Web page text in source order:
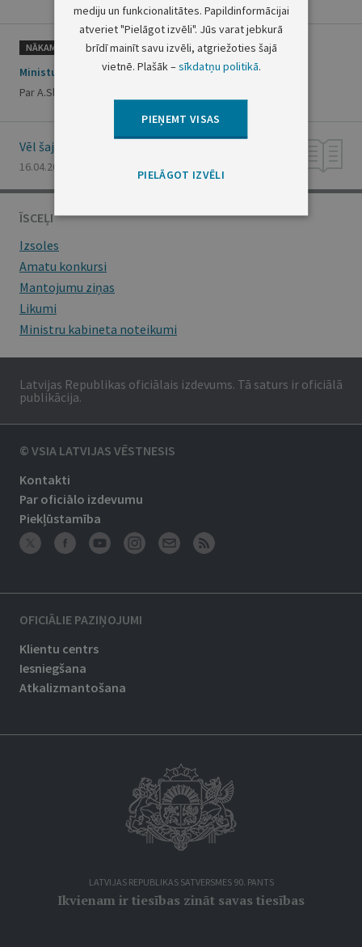
NĀKAMAIS
Ministu prezidenta rīkojums Nr.102
Par A.Slaktera komandējumu
Vēl šajā numurā
16.04.2002., Nr. 57
ĪSCEĻI
Izsoles
Amatu konkursi
Mantojumu ziņas
Likumi
Ministru kabineta noteikumi
Latvijas Republikas oficiālais izdevums. Tā saturs ir oficiālā
publikācija.
© VSIA LATVIJAS VĒSTNESIS
Kontakti
Par oficiālo izdevumu
Piekļūstamība
OFICIĀLIE PAZIŅOJUMI
Klientu centrs
Iesniegšana
Atkalizmantošana
LATVIJAS REPUBLIKAS SATVERSMES 90. PANTS
Ikvienam ir tiesības zināt savas tiesības
mediju un funkcionalitātes. Papildinformācijai
atveriet "Pielāgot izvēli". Jūs varat jebkurā
brīdī mainīt savu izvēli, atgriežoties šajā
vietnē. Plašāk –sīkdatņu politikā.
PIEŅEMT VISAS
PIELĀGOT IZVĒLI